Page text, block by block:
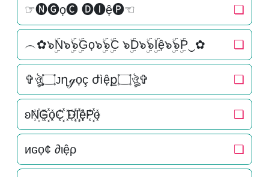
☞🅝🅖ọ🅒 🅓🅘ệ🅟☜ ❏
︵✿๖ۣۜN๖ۣۜ๖ۣۜGọ๖ۣۜ๖ۣۜC ๖ۣۜD๖ۣۜ๖ۣۜIệ๖ۣۜ๖ۣۜP‿✿ ❏
✞ঔৣ۝ᴊղℊọç ժìệք۝ঔৣ✞ ❏
ʚN꙰G꙰꙰ọC꙰꙰ D꙰I꙰꙰ệP꙰꙰ɞ ❏
иɢọ¢ ∂ιệρ ❏